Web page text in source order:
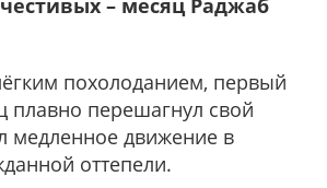
– месяц Раджаб
похолоданием, первый
плавно перешагнул свой
медленное движение в
оттепели.